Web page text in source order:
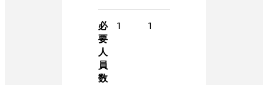
必
要
人
員
数
1 1